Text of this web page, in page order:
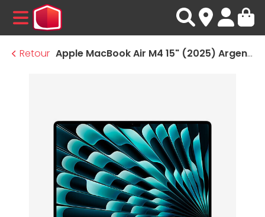
MENU
Retour
Apple MacBook Air M4 15" (2025) Argent 16Go/1 To (MW1H3FN/A-1TB)